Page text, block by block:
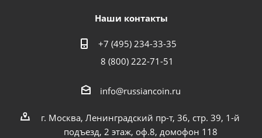
Наши контакты
+7 (495) 234-33-35
8 (800) 222-71-51
info@russiancoin.ru
г. Москва, Ленинградский пр-т, 36, стр. 39, 1-й
подъезд, 2 этаж, оф.8, домофон 118